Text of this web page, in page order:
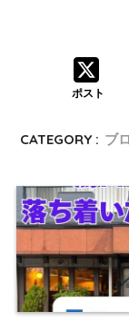
ポスト
CATEGORY : ブ